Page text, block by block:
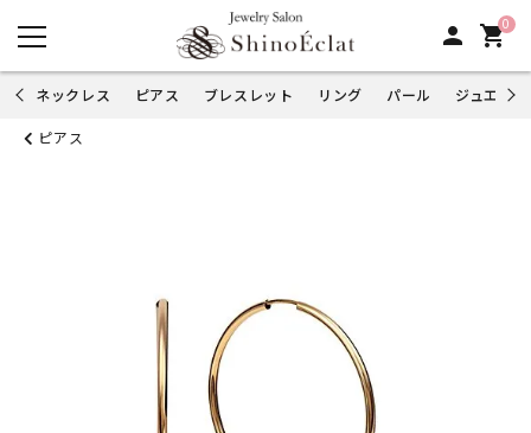
person 0
shopping_cart
ネックレス ピアス ブレスレット リング パール ジュエリ
ピアス